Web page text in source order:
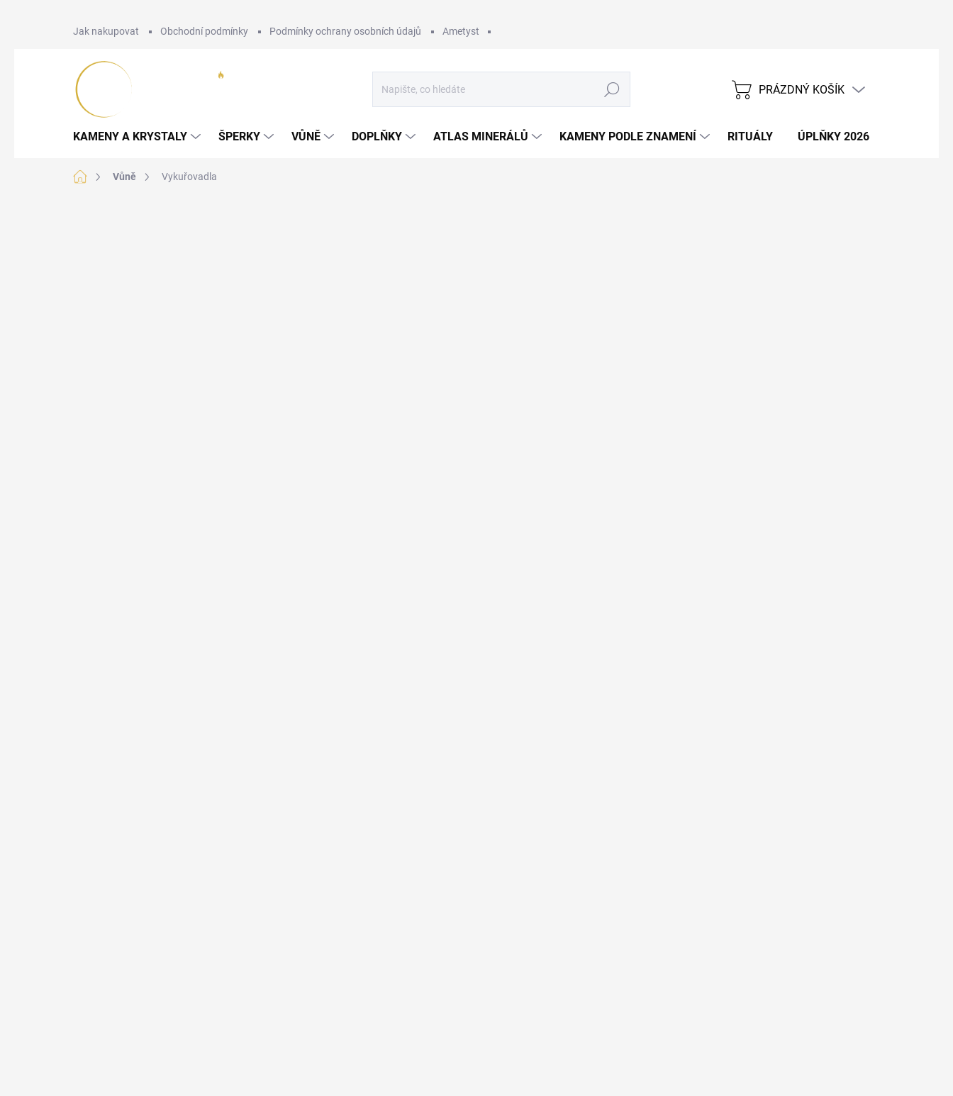
Jak nakupovat Obchodní podmínky Podmínky ochrany osobních údajů Ametyst
Hledat
NÁKUPNÍ
PRÁZDNÝ KOŠÍK
KAMENY A KRYSTALY ŠPERKY VŮNĚ DOPLŇKY ATLAS MINERÁLŮ KAMENY PODLE ZNAMENÍ RITUÁLY ÚPLŇKY 2026
Domů Vůně Vykuřovadla